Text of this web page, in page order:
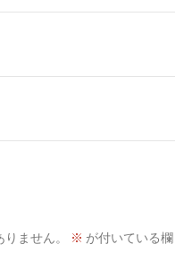
ません。 ※ が付いている欄